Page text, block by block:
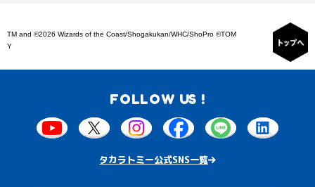
TM and ©2026 Wizards of the Coast/Shogakukan/WHC/ShoPro ©TOM
Y
FOLLOW US !
タカラトミー公式SNS一覧